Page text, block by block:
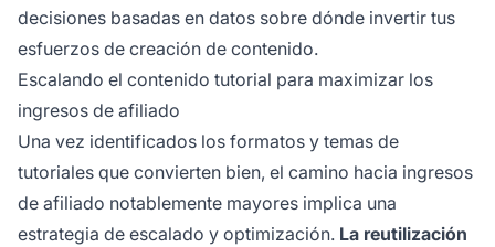
decisiones basadas en datos sobre dónde invertir tus
esfuerzos de creación de contenido.
Escalando el contenido tutorial para maximizar los
ingresos de afiliado
Una vez identificados los formatos y temas de
tutoriales que convierten bien, el camino hacia ingresos
de afiliado notablemente mayores implica una
estrategia de escalado y optimización. La reutilización